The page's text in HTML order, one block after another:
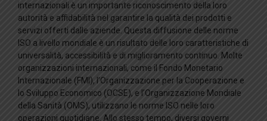
internazionali è un importante riconoscimento della loro
autorità e affidabilità nel garantire la qualità dei prodotti e
servizi offerti dalle aziende. Questa diffusione delle norme
ISO a livello mondiale è un risultato delle loro caratteristiche di
universalità, accessibilità e di miglioramento continuo. Molte
organizzazioni internazionali, come il Fondo Monetario
Internazionale (FMI), l’Organizzazione per la Cooperazione e
lo Sviluppo Economico (OCSE), e l’Organizzazione Mondiale
della Sanità (OMS), utilizzano le norme ISO nelle loro
operazioni quotidiane. Allo stesso tempo, diversi governi